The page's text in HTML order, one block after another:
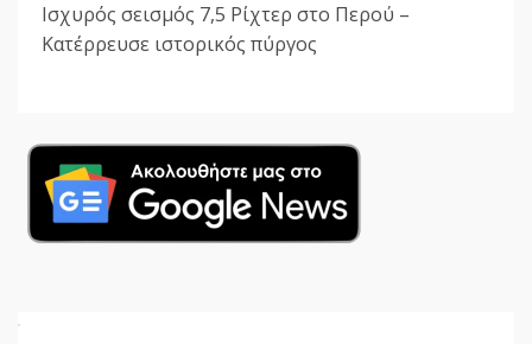
Ισχυρός σεισμός 7,5 Ρίχτερ στο Περού –
Κατέρρευσε ιστορικός πύργος